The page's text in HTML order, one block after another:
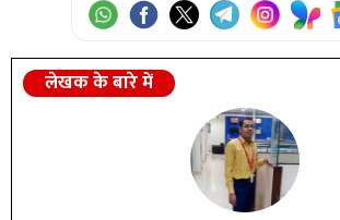
लेन संपर्क निर्माण परियोजना के लिए स्वीकृति
लेखक के बारे में